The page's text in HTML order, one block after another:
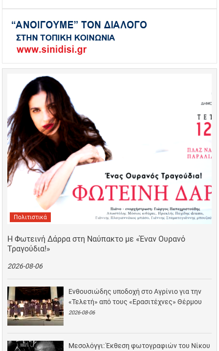
Πολιτιστικά
Η Φωτεινή Δάρρα στη Ναύπακτο με «Έναν Ουρανό
Τραγούδια!»
2026-08-06
Ενθουσιώδης υποδοχή στο Αγρίνιο για την
«Τελετή» από τους «Ερασιτέχνες» Θέρμου
2026-08-06
Μεσολόγγι: Έκθεση φωτογραφιών του Νίκου